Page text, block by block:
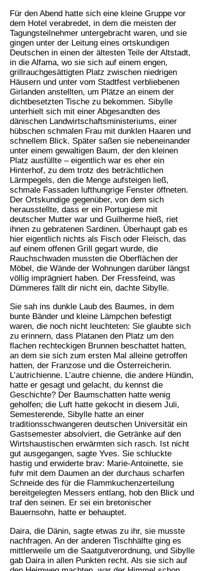
Für den Abend hatte sich eine kleine Gruppe vor
dem Hotel verabredet, in dem die meisten der
Tagungsteilnehmer untergebracht waren, und sie
gingen unter der Leitung eines ortskundigen
Deutschen in einen der ältesten Teile der Altstadt,
in die Alfama, wo sie sich auf einem engen,
grillrauchgesättigten Platz zwischen niedrigen
Häusern und unter vom Stadtfest verbliebenen
Girlanden anstellten, um Plätze an einem der
dichtbesetzten Tische zu bekommen. Sibylle
unterhielt sich mit einer Abgesandten des
dänischen Landwirtschaftsministeriums, einer
hübschen schmalen Frau mit dunklen Haaren und
schnellem Blick. Später saßen sie nebeneinander
unter einem gewaltigen Baum, der den kleinen
Platz ausfüllte – eigentlich war es eher ein
Hinterhof, zu dem trotz des beträchtlichen
Lärmpegels, den die Menge aufsteigen ließ,
schmale Fassaden lufthungrige Fenster öffneten.
Der Ortskundige gegenüber, von dem sich
herausstellte, dass er ein Portugiese mit
deutscher Mutter war und Guilherme hieß, riet
ihnen zu gebratenen Sardinen. Überhaupt gab es
hier eigentlich nichts als Fisch oder Fleisch, das
auf einem offenen Grill gegart wurde, die
Rauchschwaden mussten die Oberflächen der
Möbel, die Wände der Wohnungen darüber längst
völlig imprägniert haben. Der Fressfeind, was
Dümmeres fällt dir nicht ein, dachte Sibylle.
Sie sah ins dunkle Laub des Baumes, in dem
bunte Bänder und kleine Lämpchen befestigt
waren, die noch nicht leuchteten: Sie glaubte sich
zu erinnern, dass Platanen den Platz um den
flachen rechteckigen Brunnen beschattet hatten,
an dem sie sich zum ersten Mal alleine getroffen
hatten, der Franzose und die Österreicherin.
L’autrichienne. L’autre chienne, die andere Hündin,
hatte er gesagt und gelacht, du kennst die
Geschichte? Der Baumschatten hatte wenig
geholfen; die Luft hatte gekocht in diesem Juli,
Semesterende, Sibylle hatte an einer
traditionsschwangeren deutschen Universität ein
Gastsemester absolviert, die Getränke auf den
Wirtshaustischen erwärmten sich rasch. Ist nicht
gut ausgegangen, sagte Yves. Sie schluckte
hastig und erwiderte brav: Marie-Antoinette, sie
fuhr mit dem Daumen an der durchaus scharfen
Schneide des für die Flammkuchenzerteilung
bereitgelegten Messers entlang, hob den Blick und
traf den seinen. Er sei ein bretonischer
Bauernsohn, hatte er behauptet.
Daira, die Dänin, sagte etwas zu ihr, sie musste
nachfragen. An der anderen Tischhälfte ging es
mittlerweile um die Saatgutverordnung, und Sibylle
gab Daira in allen Punkten recht. Als sie sich auf